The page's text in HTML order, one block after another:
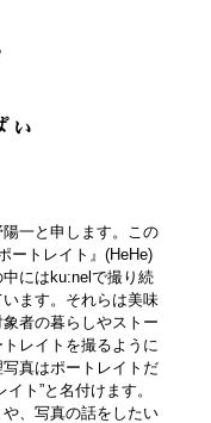
一と申します。この
ートレイト』(HeHe)
にはku:nelで撮り続
ます。それらは美味
者の暮らしやストー
レイトを撮るように
真はポートレイトだ
ト”と名付けます。
、写真の話をしたい